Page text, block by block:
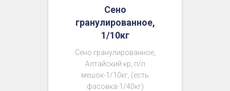
Сено
гранулированное,
1/10кг
Сено гранулированное,
Алтайский кр, п/п
мешок-1/10кг, (есть
фасовка-1/40кг)